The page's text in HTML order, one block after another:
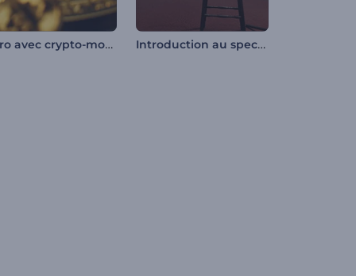
Intro avec crypto-monnaie Introduction au spectacle d'humour